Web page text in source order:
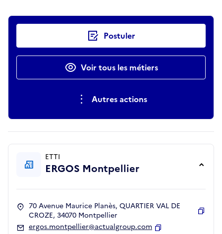
Actions rapides Postuler
Voir tous les métiers
Autres actions
ETTI
ERGOS Montpellier
70 Avenue Maurice Planès, QUARTIER VAL DE
CROZE, 34070 Montpellier
ergos.montpellier@actualgroup.com